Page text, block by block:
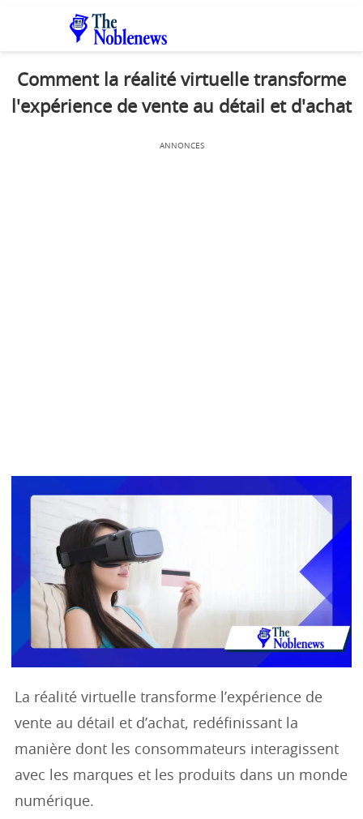
Comment la réalité virtuelle transforme
l'expérience de vente au détail et d'achat
ANNONCES
La réalité virtuelle transforme l’expérience de
vente au détail et d’achat, redéfinissant la
manière dont les consommateurs interagissent
avec les marques et les produits dans un monde
numérique.